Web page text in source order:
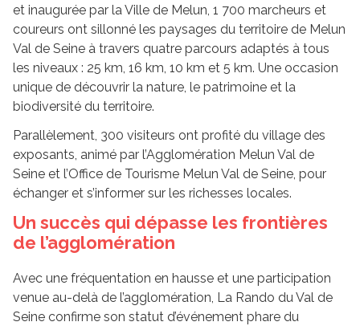
et inaugurée par la Ville de Melun, 1 700 marcheurs et
coureurs ont sillonné les paysages du territoire de Melun
Val de Seine à travers quatre parcours adaptés à tous
les niveaux : 25 km, 16 km, 10 km et 5 km. Une occasion
unique de découvrir la nature, le patrimoine et la
biodiversité du territoire.
Parallèlement, 300 visiteurs ont profité du village des
exposants, animé par l’Agglomération Melun Val de
Seine et l’Office de Tourisme Melun Val de Seine, pour
échanger et s’informer sur les richesses locales.
Un succès qui dépasse les frontières
de l’agglomération
Avec une fréquentation en hausse et une participation
venue au-delà de l’agglomération, La Rando du Val de
Seine confirme son statut d’événement phare du